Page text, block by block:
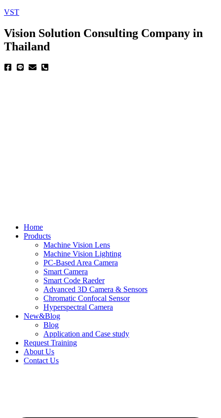
VST
Vision Solution Consulting Company in
Thailand
Home
Products
Machine Vision Lens
Machine Vision Lighting
PC-Based Area Camera
Smart Camera
Smart Code Raeder
Advanced 3D Camera & Sensors
Chromatic Confocal Sensor
Hyperspectral Camera
New&Blog
Blog
Application and Case study
Request Training
About Us
Contact Us